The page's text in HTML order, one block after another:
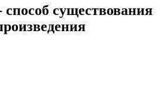
существования